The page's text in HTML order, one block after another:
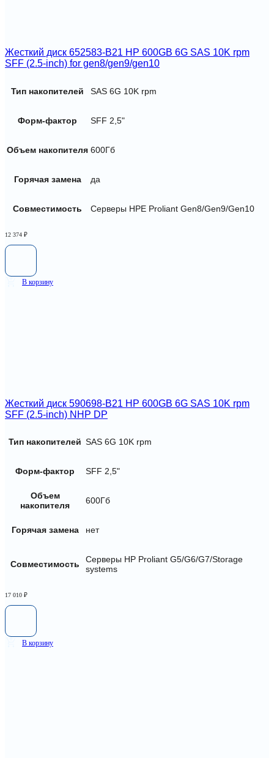
Жесткий диск 652583-B21 HP 600GB 6G SAS 10K rpm
SFF (2.5-inch) for gen8/gen9/gen10
Тип накопителей SAS 6G 10K rpm
Форм-фактор SFF 2,5"
Объем накопителя 600Гб
Горячая замена да
Совместимость Серверы HPE Proliant Gen8/Gen9/Gen10
12 374 ₽
В корзину
Жесткий диск 590698-B21 HP 600GB 6G SAS 10K rpm
SFF (2.5-inch) NHP DP
Тип накопителей SAS 6G 10K rpm
Форм-фактор SFF 2,5"
Объем
накопителя
600Гб
Горячая замена нет
Совместимость
Серверы HP Proliant G5/G6/G7/Storage
systems
17 010 ₽
В корзину